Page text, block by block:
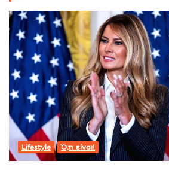
Lifestyle Ό,τι είναι!